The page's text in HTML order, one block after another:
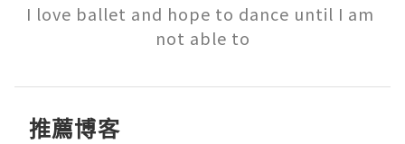
I love ballet and hope to dance until I am
not able to
推薦博客